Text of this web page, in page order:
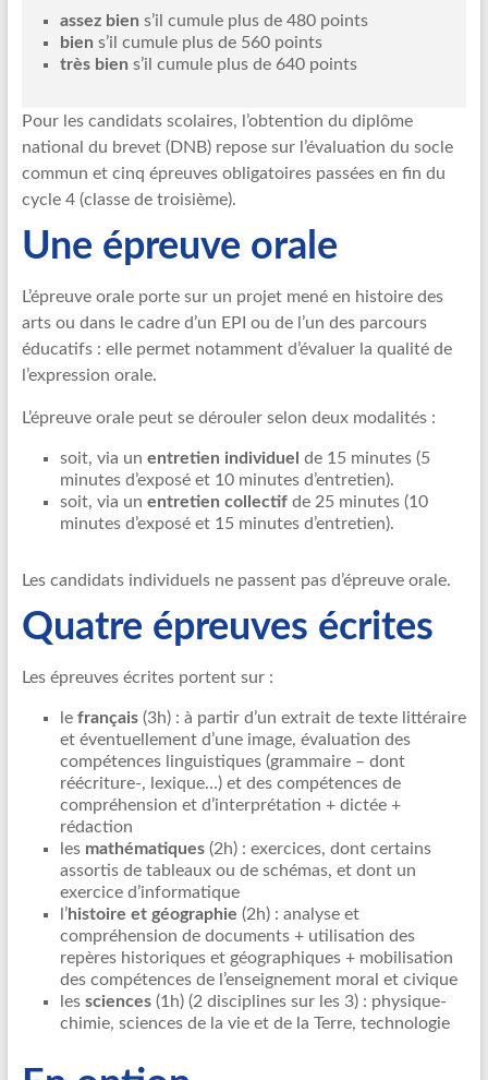
assez bien s’il cumule plus de 480 points
bien s’il cumule plus de 560 points
très bien s’il cumule plus de 640 points
Pour les candidats scolaires, l’obtention du diplôme
national du brevet (DNB) repose sur l’évaluation du socle
commun et cinq épreuves obligatoires passées en fin du
cycle 4 (classe de troisième).
Une épreuve orale
L’épreuve orale porte sur un projet mené en histoire des
arts ou dans le cadre d’un EPI ou de l’un des parcours
éducatifs : elle permet notamment d’évaluer la qualité de
l’expression orale.
L’épreuve orale peut se dérouler selon deux modalités :
soit, via un entretien individuel de 15 minutes (5
minutes d’exposé et 10 minutes d’entretien).
soit, via un entretien collectif de 25 minutes (10
minutes d’exposé et 15 minutes d’entretien).
Les candidats individuels ne passent pas d’épreuve orale.
Quatre épreuves écrites
Les épreuves écrites portent sur :
lefrançais(3h) : à partir d’un extrait de texte littéraire
et éventuellement d’une image, évaluation des
compétences linguistiques (grammaire – dont
réécriture-, lexique…) et des compétences de
compréhension et d’interprétation + dictée +
rédaction
lesmathématiques(2h) : exercices, dont certains
assortis de tableaux ou de schémas, et dont un
exercice d’informatique
l’histoire et géographie (2h) : analyse et
compréhension de documents + utilisation des
repères historiques et géographiques + mobilisation
des compétences de l’enseignement moral et civique
lessciences(1h) (2 disciplines sur les 3) : physique-
chimie, sciences de la vie et de la Terre, technologie